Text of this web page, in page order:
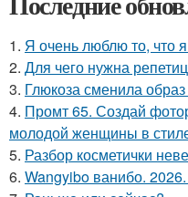
1. Я очень люблю то, что
2. Для чего нужна
3. Глюкоза сменила
4. Промт 65. Создай
молодой женщины в
5. Разбор косметички
6. Wangyibo ванибо.